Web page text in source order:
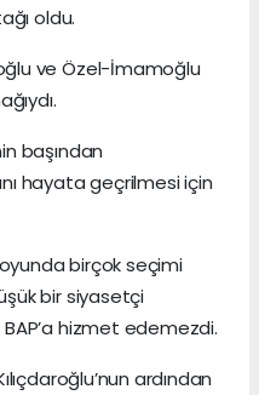
oldu.
ve Özel-İmamoğlu
başından
hayata geçrilmesi için
birçok seçimi
bir siyasetçi
hizmet edemezdi.
ardından